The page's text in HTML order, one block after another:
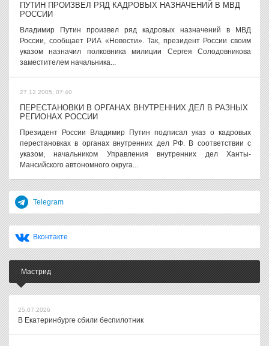
ПУТИН ПРОИЗВЕЛ РЯД КАДРОВЫХ НАЗНАЧЕНИЙ В МВД
РОССИИ
Владимир Путин произвел ряд кадровых назначений в МВД
России, сообщает РИА «Новости». Так, президент России своим
указом назначил полковника милиции Сергея Солодовникова
заместителем начальника...
27.12.2005, 07:40
ПЕРЕСТАНОВКИ В ОРГАНАХ ВНУТРЕННИХ ДЕЛ В РАЗНЫХ
РЕГИОНАХ РОССИИ
Президент России Владимир Путин подписал указ о кадровых
перестановках в органах внутренних дел РФ. В соответствии с
указом, начальником Управления внутренних дел Ханты-
Мансийского автономного округа...
Telegram
Вконтакте
Мастрид
25.07.2026
В Екатеринбурге сбили беспилотник